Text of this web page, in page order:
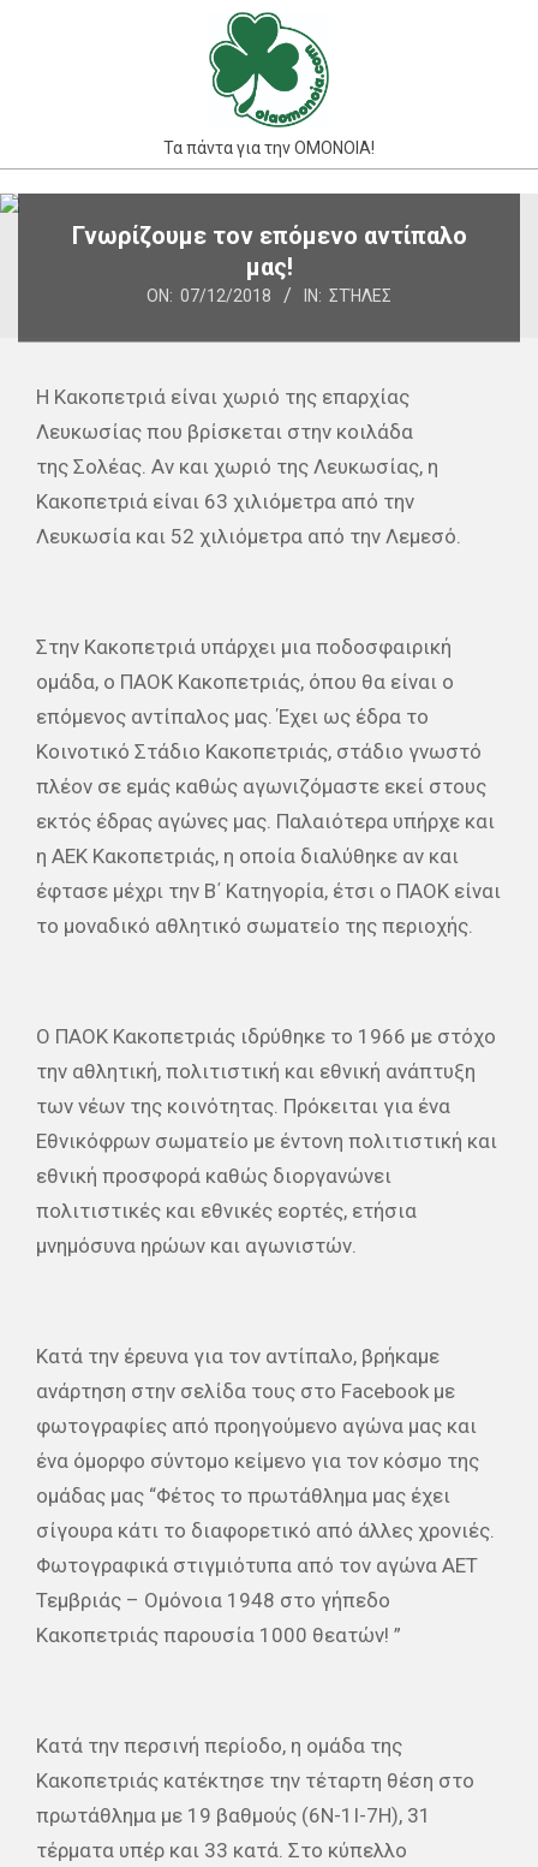
Τα πάντα για την ΟΜΟΝΟΙΑ!
Primary
NavigationΓνωρίζουμε τον επόμενο αντίπαλο
μας!
ON: 07/12/2018 IN: ΣΤΉΛΕΣ
Η Κακοπετριά είναι χωριό της επαρχίας
Λευκωσίας που βρίσκεται στην κοιλάδα
της Σολέας. Αν και χωριό της Λευκωσίας, η
Κακοπετριά είναι 63 χιλιόμετρα από την
Λευκωσία και 52 χιλιόμετρα από την Λεμεσό.
Στην Κακοπετριά υπάρχει μια ποδοσφαιρική
ομάδα, ο ΠΑΟΚ Κακοπετριάς, όπου θα είναι ο
επόμενος αντίπαλος μας. Έχει ως έδρα το
Κοινοτικό Στάδιο Κακοπετριάς, στάδιο γνωστό
πλέον σε εμάς καθώς αγωνιζόμαστε εκεί στους
εκτός έδρας αγώνες μας. Παλαιότερα υπήρχε και
η ΑΕΚ Κακοπετριάς, η οποία διαλύθηκε αν και
έφτασε μέχρι την Β΄ Κατηγορία, έτσι ο ΠΑΟΚ είναι
το μοναδικό αθλητικό σωματείο της περιοχής.
Ο ΠΑΟΚ Κακοπετριάς ιδρύθηκε το 1966 με στόχο
την αθλητική, πολιτιστική και εθνική ανάπτυξη
των νέων της κοινότητας. Πρόκειται για ένα
Εθνικόφρων σωματείο με έντονη πολιτιστική και
εθνική προσφορά καθώς διοργανώνει
πολιτιστικές και εθνικές εορτές, ετήσια
μνημόσυνα ηρώων και αγωνιστών.
Κατά την έρευνα για τον αντίπαλο, βρήκαμε
ανάρτηση στην σελίδα τους στο Facebook με
φωτογραφίες από προηγούμενο αγώνα μας και
ένα όμορφο σύντομο κείμενο για τον κόσμο της
ομάδας μας “Φέτος το πρωτάθλημα μας έχει
σίγουρα κάτι το διαφορετικό από άλλες χρονιές.
Φωτογραφικά στιγμιότυπα από τον αγώνα ΑΕΤ
Τεμβριάς – Ομόνοια 1948 στο γήπεδο
Κακοπετριάς παρουσία 1000 θεατών! ”
Κατά την περσινή περίοδο, η ομάδα της
Κακοπετριάς κατέκτησε την τέταρτη θέση στο
πρωτάθλημα με 19 βαθμούς (6Ν-1Ι-7Η), 31
τέρματα υπέρ και 33 κατά. Στο κύπελλο